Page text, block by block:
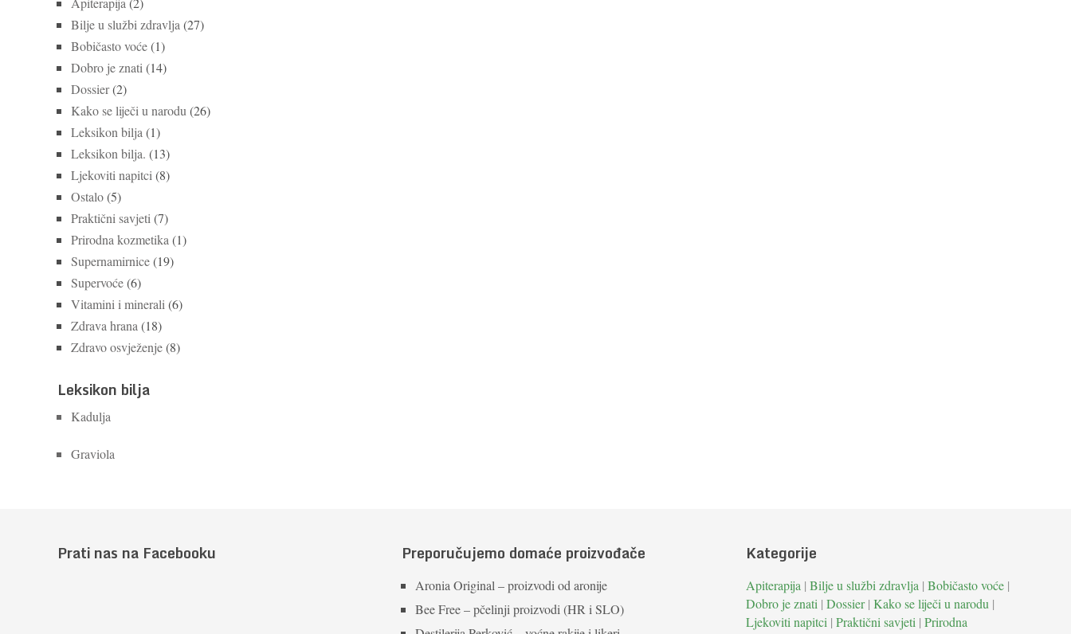
Bilje u službi zdravlja (27)
Bobičasto voće(1)
Dobro je znati (14)
Dossier(2)
Kako se liječi u narodu (26)
Leksikon bilja (1)
Leksikon bilja. (13)
Ljekoviti napitci (8)
Ostalo(5)
Praktični savjeti (7)
Prirodna kozmetika (1)
Supernamirnice(19)
Supervoće(6)
Vitamini i minerali (6)
Zdrava hrana (18)
Zdravo osvježenje(8)
Leksikon bilja
Kadulja
Graviola
Prati nas na Facebooku Preporučujemo domaće proizvođače
Aronia Original – proizvodi od aronije
Bee Free – pčelinji proizvodi (HR i SLO)
Kategorije
Apiterapija | Bilje u službi zdravlja | Bobičasto voće |
Dobro je znati | Dossier| Kako se liječi u narodu |
Ljekoviti napitci | Praktični savjeti | Prirodna